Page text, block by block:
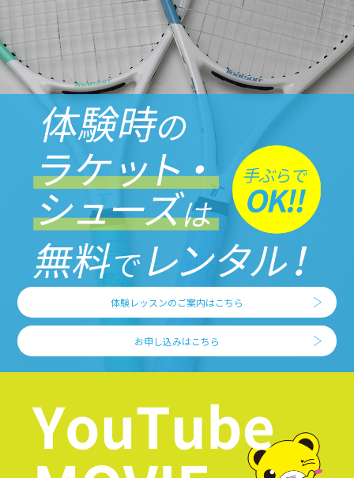
体験レッスンのご案内はこちら
お申し込みはこちら